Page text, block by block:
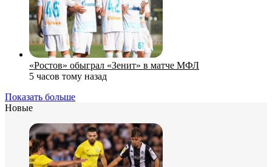
«Ростов» обыграл «Зенит» в матче МФЛ
5 часов тому назад
Показать больше
Новые